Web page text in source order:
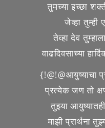
तुमच्या इच्छा
जेव्हा तुम्ही
तेव्हा देव
वाढदिवसाच्या
{!@!@आयुष्याचा
प्रत्येक जण तो
तुझ्या
माझी प्रार्थना